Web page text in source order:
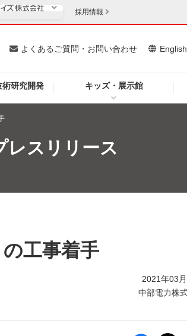
術研究開発 キッズ・展示館
よくあるご質問・お問い合わせ English
安定供給
企業情報
法人のお客さま
採用情報
レスリリース
の工事着手
2021年03
中部電力株